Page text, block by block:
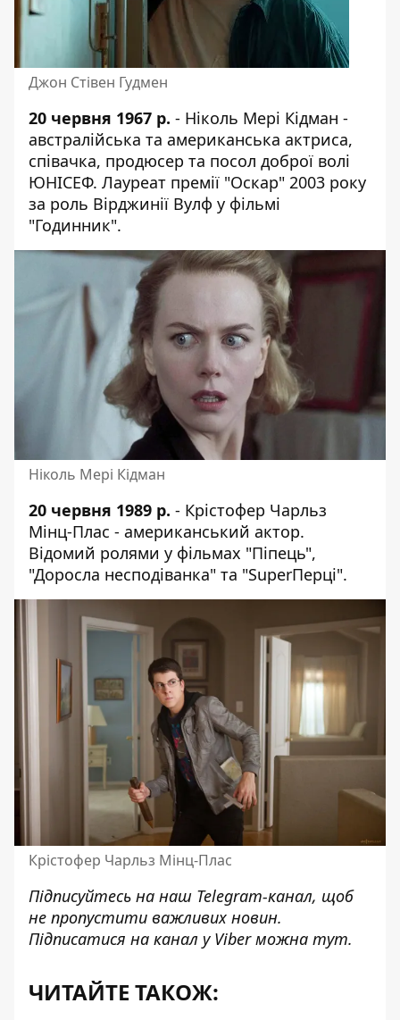
Джон Стівен Гудмен
20 червня 1967 р. - Ніколь Мері Кідман -
австралійська та американська актриса,
співачка, продюсер та посол доброї волі
ЮНІСЕФ. Лауреат премії "Оскар" 2003 року
за роль Вірджинії Вулф у фільмі
"Годинник".
Ніколь Мері Кідман
20 червня 1989 р. - Крістофер Чарльз
Мінц-Плас - американський актор.
Відомий ролями у фільмах "Піпець",
"Доросла несподіванка" та "SuperПерці".
Крістофер Чарльз Мінц-Плас
Підписуйтесь на наш Telegram-канал, щоб
не пропустити важливих новин.
Підписатися на канал у Viber можна тут.
ЧИТАЙТЕ ТАКОЖ: